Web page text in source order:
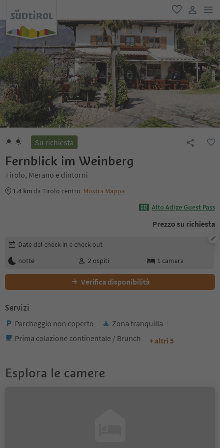
favoriti
user link
Su richiesta
Fernblick im Weinberg
Tirolo, Merano e dintorni
1.4 km da Tirolo centro Mostra Mappa
Alto Adige Guest Pass
Prezzo su richiesta
Modifica i dettagli della prenotazione
Date del check-in e check-out
notte
2 ospiti 1 camera
Verifica disponibilità
Servizi
Parcheggio non coperto
Zona tranquilla
Prima colazione continentale / Brunch
+ altri 5
Esplora le camere